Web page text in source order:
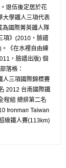
退伍後定居於花
大學鐵人三項代表
為國際菁英鐵人隊
項》(2010，臉譜
《在水裡自由練
，臉譜出版) 個
落格：
三項國際錦標賽
2012 台南國際鐵
程組 總排第二名
Ironman Taiwan
級鐵人賽(113km)